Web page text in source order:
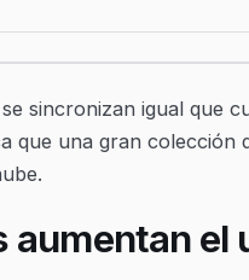
sincronizan igual que
que una gran
el